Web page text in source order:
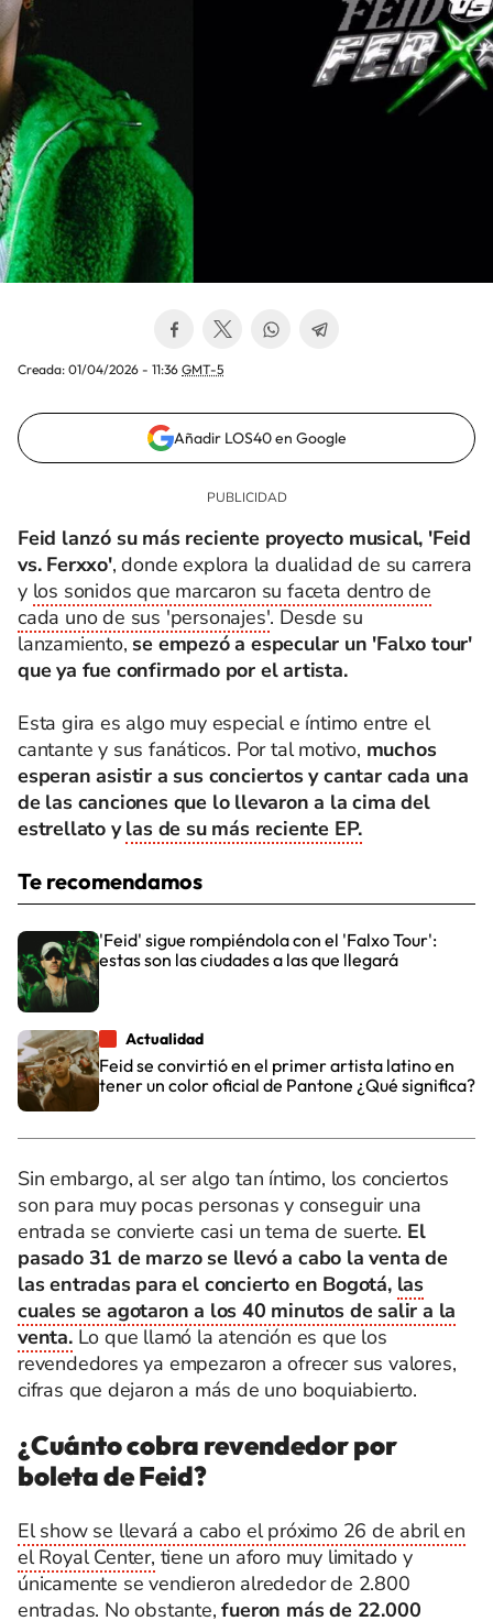
Creada: 01/04/2026 - 11:36 GMT-5
Añadir LOS40 en Google
Feid lanzó su más reciente proyecto musical, 'Feid
vs. Ferxxo', donde explora la dualidad de su carrera
y los sonidos que marcaron su faceta dentro de
cada uno de sus 'personajes'. Desde su
lanzamiento, se empezó a especular un 'Falxo tour'
que ya fue confirmado por el artista.
Esta gira es algo muy especial e íntimo entre el
cantante y sus fanáticos. Por tal motivo, muchos
esperan asistir a sus conciertos y cantar cada una
de las canciones que lo llevaron a la cima del
estrellato ylas de su más reciente EP.
Te recomendamos
'Feid' sigue rompiéndola con el 'Falxo Tour':
estas son las ciudades a las que llegará
Actualidad
Feid se convirtió en el primer artista latino en
tener un color oficial de Pantone ¿Qué significa?
Sin embargo, al ser algo tan íntimo, los conciertos
son para muy pocas personas y conseguir una
entrada se convierte casi un tema de suerte. El
pasado 31 de marzo se llevó a cabo la venta de
las entradas para el concierto en Bogotá, las
cuales se agotaron a los 40 minutos de salir a la
venta.Lo que llamó la atención es que los
revendedores ya empezaron a ofrecer sus valores,
cifras que dejaron a más de uno boquiabierto.
¿Cuánto cobra revendedor por
boleta de Feid?
El show se llevará a cabo el próximo 26 de abril en
el Royal Center, tiene un aforo muy limitado y
únicamente se vendieron alrededor de 2.800
entradas. No obstante,fueron más de 22.000